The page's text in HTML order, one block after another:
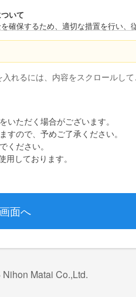
いて
確保するため、適切な措置を行い、
供について
められている場合を除き、あらかじ
し、継続的に見直し、これを改善し
基づく公表事項
個人データを、以下の目的で利用しま
種問い合わせへの対応のため
用目的の範囲で、個人データを共同
れるには、内容をスクロールし
ただく場合がございます。
ので、予めご了承ください。
ください。
しております。
Matai Co.,Ltd.